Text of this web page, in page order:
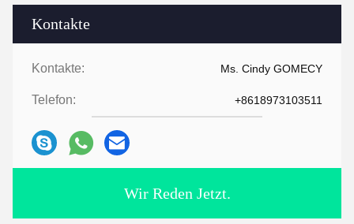
Kontakte
Kontakte: Ms. Cindy GOMECY
Telefon: +8618973103511
Wir Reden Jetzt.